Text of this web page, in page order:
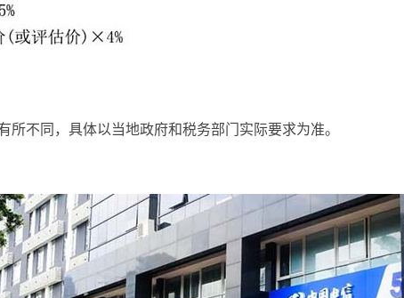
所不同，具体以当地政府和税务部门实际要求为准。